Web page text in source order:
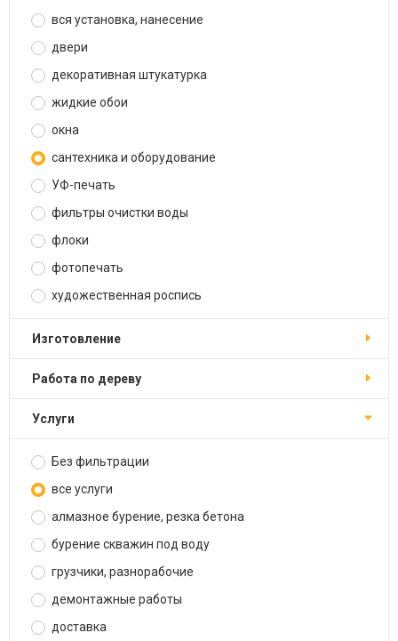
вся установка, нанесение
двери
декоративная штукатурка
жидкие обои
окна
сантехника и оборудование
УФ-печать
фильтры очистки воды
флоки
фотопечать
художественная роспись
изготовление
работа по дереву
услуги
Без фильтрации
все услуги
алмазное бурение, резка бетона
бурение скважин под воду
грузчики, разнорабочие
демонтажные работы
доставка